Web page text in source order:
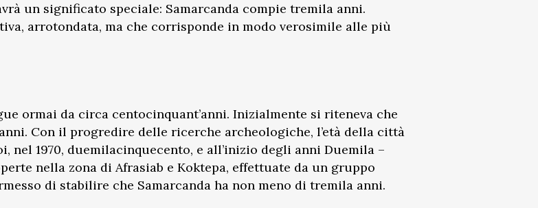
un significato speciale: Samarcanda compie tremila anni.
arrotondata, ma che corrisponde in modo verosimile alle più
ormai da circa centocinquant’anni. Inizialmente si riteneva che
Con il progredire delle ricerche archeologiche, l’età della città
nel 1970, duemilacinquecento, e all’inizio degli anni Duemila –
nella zona di Afrasiab e Koktepa, effettuate da un gruppo
di stabilire che Samarcanda ha non meno di tremila anni.